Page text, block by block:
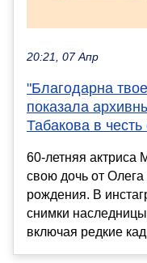
20:21, 07 Апр
"Благодарна
показала
Табакова в
60-летняя актриса
свою дочь от
рождения. В
снимки
включая редкие